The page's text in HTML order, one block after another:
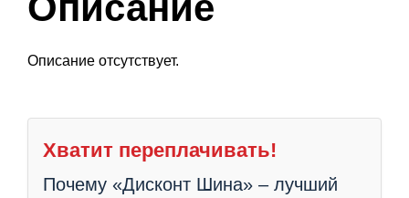
Описание отсутствует.
Хватит переплачивать!
Почему «Дисконт Шина» – лучший